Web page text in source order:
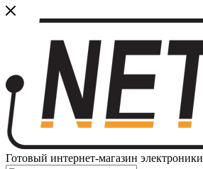
Готовый интернет-магазин электроники